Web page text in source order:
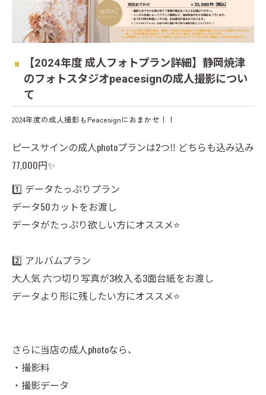
【2024年度 成人フォトプラン詳細】静岡焼津
のフォトスタジオpeacesignの成人撮影につい
て
2024年度の成人撮影もPeacesignにおまかせ！！
ピースサインの成人photoプランは2つ‼️ どちらも込み込み
77,000円✨
1️⃣ データたっぷりプラン
データ50カットをお渡し
データがたっぷり欲しい方にオススメ⭐️
2️⃣ アルバムプラン
大人気 六つ切り写真が3枚入る3面台紙をお渡し
データより形に残したい方にオススメ⭐️
さらに当店の成人photoなら、
・撮影料
・撮影データ